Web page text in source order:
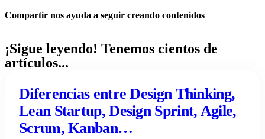
Compartir nos ayuda a seguir creando contenidos
¡Sigue leyendo! Tenemos cientos de
artículos...
Diferencias entre Design Thinking,
Lean Startup, Design Sprint, Agile,
Scrum, Kanban…